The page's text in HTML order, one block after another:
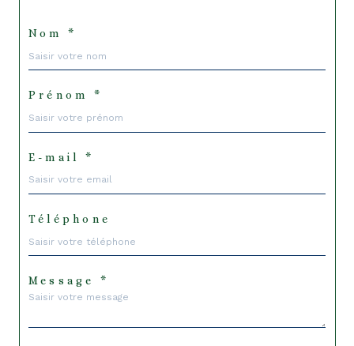
Nom *
Prénom *
E-mail *
Téléphone
Message *